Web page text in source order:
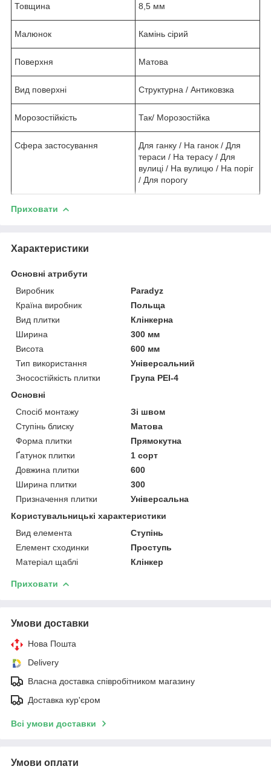
Товщина 8,5 мм
Малюнок Камінь сірий
Поверхня Матова
Вид поверхні Структурна / Антиковзка
Морозостійкість Так/ Морозостійка
Сфера застосування
Для ганку / На ганок / Для
тераси / На терасу / Для
вулиці / На вулицю / На поріг
/ Для порогу
Приховати
Характеристики
Основні атрибути
Виробник
Paradyz
Країна виробник
Польща
Вид плитки
Клінкерна
Ширина
300 мм
Висота
600 мм
Тип використання
Універсальний
Зносостійкість плитки
Група PEI-4
Основні
Спосіб монтажу
Зі швом
Ступінь блиску
Матова
Форма плитки
Прямокутна
Ґатунок плитки
1 сорт
Довжина плитки
600
Ширина плитки
300
Призначення плитки
Універсальна
Користувальницькі характеристики
Вид елемента
Ступінь
Елемент сходинки
Проступь
Матеріал щаблі
Клінкер
Приховати
Умови доставки
Нова Пошта
Delivery
Власна доставка співробітником магазину
Доставка кур'єром
Всі умови доставки
Умови оплати